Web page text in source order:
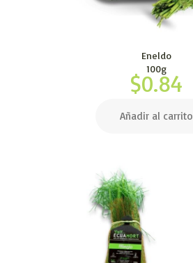
Eneldo
100g
$0.84
Añadir al carrito